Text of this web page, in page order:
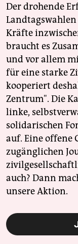
Der drohende
Kräfte
braucht es
und vor allem
für eine starke
kooperiert
Zentrum". Die
linke,
solidarischen
auf. Eine offene
zugänglichen
auch? Dann
unsere Aktion.